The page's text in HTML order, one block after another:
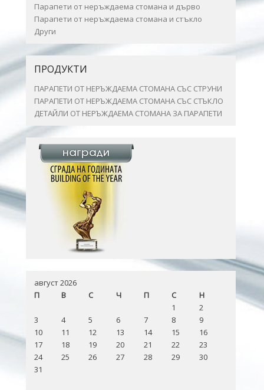
Парапети от неръждаема стомана и дърво
Парапети от неръждаема стомана и стъкло
Други
ПРОДУКТИ
ПАРАПЕТИ ОТ НЕРЪЖДАЕМА СТОМАНА СЪС СТРУНИ
ПАРАПЕТИ ОТ НЕРЪЖДАЕМА СТОМАНА СЪС СТЪКЛО
ДЕТАЙЛИ ОТ НЕРЪЖДАЕМА СТОМАНА ЗА ПАРАПЕТИ
август 2026
П
В С Ч П С
Н
1
2
3
4 5 6 7 8
9
10
11 12 13 14 15
16
17
18 19 20 21 22
23
24
25 26 27 28 29
30
31